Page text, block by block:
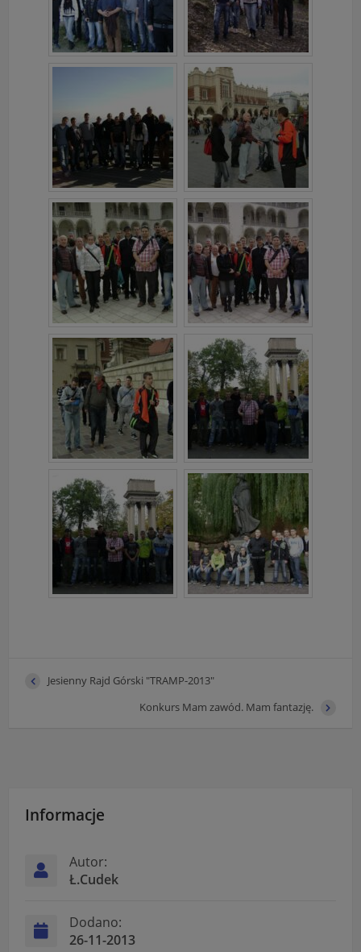
Jesienny Rajd Górski "TRAMP-2013"
Konkurs Mam zawód. Mam fantazję.
Informacje
Autor:
Ł.Cudek
Dodano:
26-11-2013